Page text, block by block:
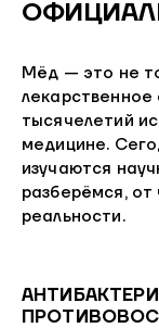
Мёд — это не
тысячелетий
медицине.
изучаются
разберёмся, от
реальности.